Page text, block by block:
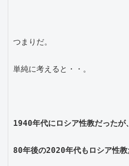
つまりだ。
単純に考えると・・。
1940年代にロシア性教だったが、
80年後の2020年代もロシア性教